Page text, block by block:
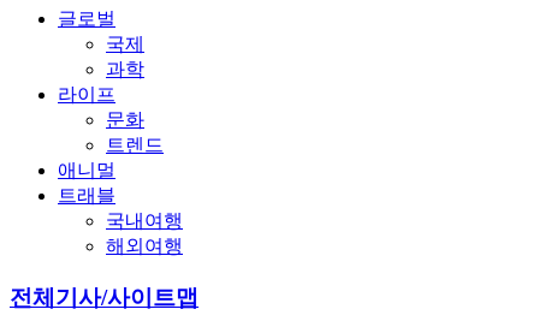
글로벌
국제
과학
라이프
문화
트렌드
애니멀
트래블
국내여행
해외여행
전체기사/사이트맵